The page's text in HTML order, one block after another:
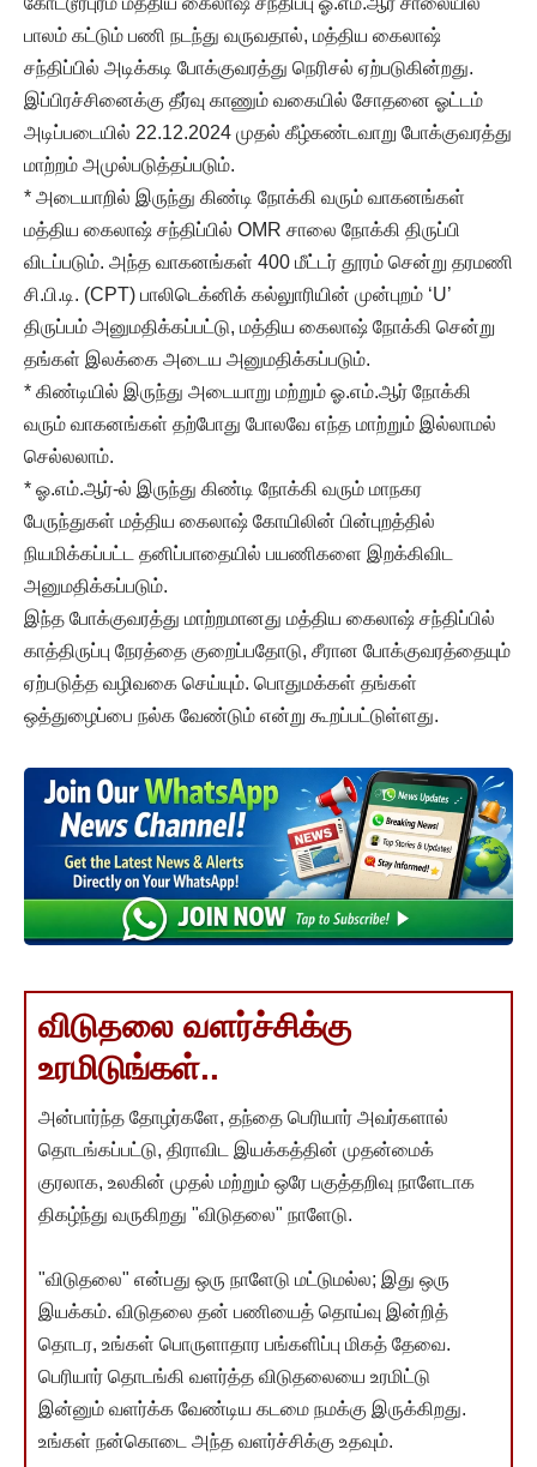
பாலம் கட்டும் பணி நடந்து வருவதால், மத்திய கைலாஷ்
சந்திப்பில் அடிக்கடி போக்குவரத்து நெரிசல் ஏற்படுகின்றது.
இப்பிரச்சினைக்கு தீர்வு காணும் வகையில் சோதனை ஓட்டம்
அடிப்படையில் 22.12.2024 முதல் கீழ்கண்டவாறு போக்குவரத்து
மாற்றம் அமுல்படுத்தப்படும்.
* அடையாறில் இருந்து கிண்டி நோக்கி வரும் வாகனங்கள்
மத்திய கைலாஷ் சந்திப்பில் OMR சாலை நோக்கி திருப்பி
விடப்படும். அந்த வாகனங்கள் 400 மீட்டர் தூரம் சென்று தரமணி
சி.பி.டி. (CPT) பாலிடெக்னிக் கல்லுாரியின் முன்புறம் ‘U’
திருப்பம் அனுமதிக்கப்பட்டு, மத்திய கைலாஷ் நோக்கி சென்று
தங்கள் இலக்கை அடைய அனுமதிக்கப்படும்.
* கிண்டியில் இருந்து அடையாறு மற்றும் ஓ.எம்.ஆர் நோக்கி
வரும் வாகனங்கள் தற்போது போலவே எந்த மாற்றும் இல்லாமல்
செல்லலாம்.
* ஓ.எம்.ஆர்-ல் இருந்து கிண்டி நோக்கி வரும் மாநகர
பேருந்துகள் மத்திய கைலாஷ் கோயிலின் பின்புறத்தில்
நியமிக்கப்பட்ட தனிப்பாதையில் பயணிகளை இறக்கிவிட
அனுமதிக்கப்படும்.
இந்த போக்குவரத்து மாற்றமானது மத்திய கைலாஷ் சந்திப்பில்
காத்திருப்பு நேரத்தை குறைப்பதோடு, சீரான போக்குவரத்தையும்
ஏற்படுத்த வழிவகை செய்யும். பொதுமக்கள் தங்கள்
ஒத்துழைப்பை நல்க வேண்டும் என்று கூறப்பட்டுள்ளது.
விடுதலை வளர்ச்சிக்கு
உரமிடுங்கள்..
அன்பார்ந்த தோழர்களே, தந்தை பெரியார் அவர்களால்
தொடங்கப்பட்டு, திராவிட இயக்கத்தின் முதன்மைக்
குரலாக, உலகின் முதல் மற்றும் ஒரே பகுத்தறிவு நாளேடாக
திகழ்ந்து வருகிறது "விடுதலை" நாளேடு.
"விடுதலை" என்பது ஒரு நாளேடு மட்டுமல்ல; இது ஒரு
இயக்கம். விடுதலை தன் பணியைத் தொய்வு இன்றித்
தொடர, உங்கள் பொருளாதார பங்களிப்பு மிகத் தேவை.
பெரியார் தொடங்கி வளர்த்த விடுதலையை உரமிட்டு
இன்னும் வளர்க்க வேண்டிய கடமை நமக்கு இருக்கிறது.
உங்கள் நன்கொடை அந்த வளர்ச்சிக்கு உதவும்.